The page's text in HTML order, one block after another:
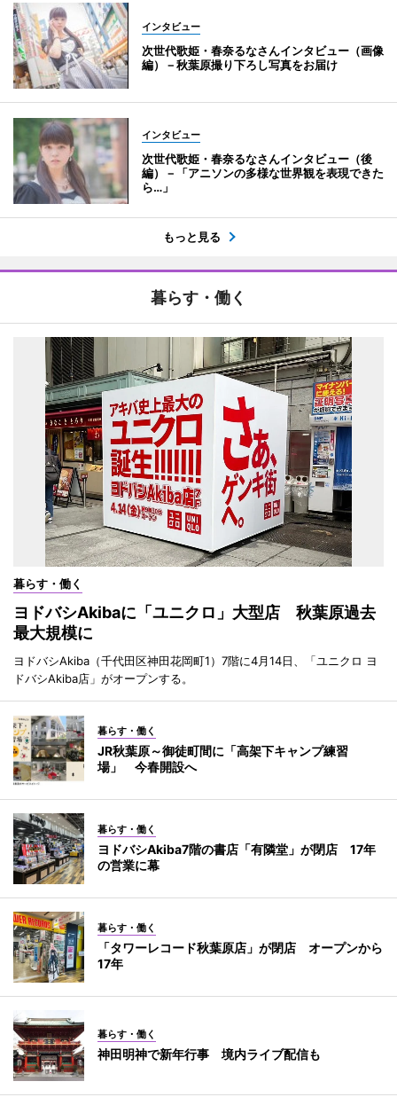
インタビュー
次世代歌姫・春奈るなさんインタビュー（画像
編）－秋葉原撮り下ろし写真をお届け
インタビュー
次世代歌姫・春奈るなさんインタビュー（後
編）－「アニソンの多様な世界観を表現できた
ら…」
もっと見る
暮らす・働く
暮らす・働く
ヨドバシAkibaに「ユニクロ」大型店 秋葉原過去
最大規模に
ヨドバシAkiba（千代田区神田花岡町1）7階に4月14日、「ユニクロ ヨ
ドバシAkiba店」がオープンする。
暮らす・働く
JR秋葉原～御徒町間に「高架下キャンプ練習
場」 今春開設へ
暮らす・働く
ヨドバシAkiba7階の書店「有隣堂」が閉店 17年
の営業に幕
暮らす・働く
「タワーレコード秋葉原店」が閉店 オープンから
17年
暮らす・働く
神田明神で新年行事 境内ライブ配信も